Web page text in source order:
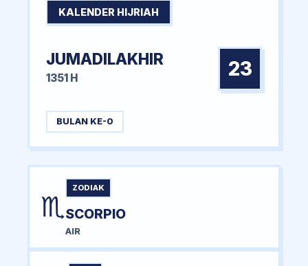
KALENDER HIJRIAH
JUMADILAKHIR
1351 H 23
BULAN KE-0
♏
ZODIAK
SCORPIO
AIR